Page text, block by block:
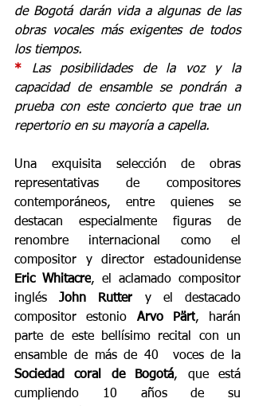
de Bogotá darán vida a algunas de las
obras vocales más exigentes de todos
los tiempos.
* Las posibilidades de la voz y la
capacidad de ensamble se pondrán a
prueba con este concierto que trae un
repertorio en su mayoría a capella.
Una exquisita selección de obras
representativas de compositores
contemporáneos, entre quienes se
destacan especialmente figuras de
renombre internacional como el
compositor y director estadounidense
Eric Whitacre, el aclamado compositor
inglés John Rutter y el destacado
compositor estonio Arvo Pärt, harán
parte de este bellísimo recital con un
Sociedad coral de Bogotá, que está
cumpliendo 10 años de su